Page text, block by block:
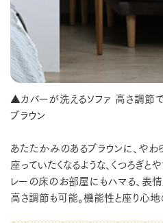
▲カバーが洗えるソファ 高さ調節
ブラウン
あたたかみのあるブラウンに、やわ
座っていたくなるような、くつろぎ
レーの床のお部屋にもハマる、表
高さ調節も可能。機能性と座り心